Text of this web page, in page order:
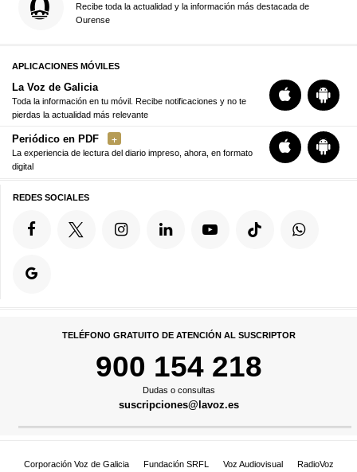
Recibe toda la actualidad y la información más destacada de
Ourense
APLICACIONES MÓVILES
La Voz de Galicia
Toda la información en tu móvil. Recibe notificaciones y no te
pierdas la actualidad más relevante
Periódico en PDF
La experiencia de lectura del diario impreso, ahora, en formato
digital
REDES SOCIALES
TELÉFONO GRATUITO DE ATENCIÓN AL SUSCRIPTOR
900 154 218
Dudas o consultas
suscripciones@lavoz.es
Corporación Voz de Galicia Fundación SRFL Voz Audiovisual RadioVoz